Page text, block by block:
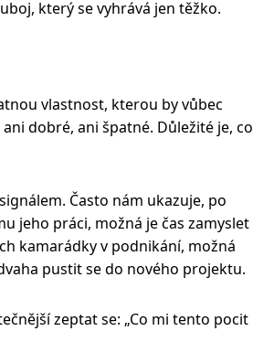
který se vyhrává jen těžko.
vlastnost, kterou by vůbec
dobré, ani špatné. Důležité je, co
Často nám ukazuje, po
jeho práci, možná je čas zamyslet
kamarádky v podnikání, možná
pustit se do nového projektu.
zeptat se: „Co mi tento pocit